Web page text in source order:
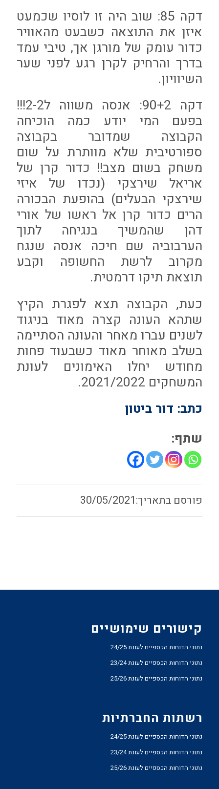
דקה 85: שוב היה זו לוסיו שכמעט
איזן את התוצאה כשבעט מהאוויר
כדור עומק של מורגן אך, טיבי עמד
בדרך והרחיק לקרן רגע לפני שער
השיוויון.
דקה 90+2: אנסה משווה ל2-2!!!
בפעם המי יודע כמה הוכיחה
הקבוצה שמדובר בקבוצה
ספורטיבית שלא מוותרת על שום
משחק בשום מצב!! כדור קרן של
אריאל שירצקי (נכדו של איזי
שירצקי הבעלים) בהופעת הבכורה
הרים כדור קרן אל ראשו של אורי
דהן שהמשיך בנגיחה לתוך
הערבוביה שם חיכה אנסה שנגח
מקרוב לרשת החשופה וקבע
תוצאת תיקו דרמטית.
כעת, הקבוצה תצא לפגרת הקיץ
שתהא העונה קצרה מאוד בניגוד
לשנים עברו מאחר והעונה הסתיימה
בשלב מאוחר מאוד כשבעוד פחות
מחודש יחלו האימונים לעונת
המשחקים 2021/2022.
כתב: דור ביטון
שתף:
30/05/2021
קישורים שימושיים
נתוני הדוחות הכספיים לעונת 24/25
נתוני הדוחות הכספיים לעונת 23/24
נתוני הדוחות הכספיים לעונת 25/26
רשתות החברתיות
נתוני הדוחות הכספיים לעונת 24/25
נתוני הדוחות הכספיים לעונת 23/24
נתוני הדוחות הכספיים לעונת 25/26